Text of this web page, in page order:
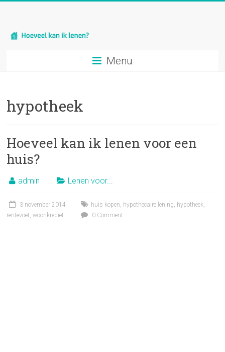
Menu
hypotheek
Hoeveel kan ik lenen voor een
huis?
admin Lenen voor...
3 november 2014 huis kopen, hypothecaire lening, hypotheek,
rentevoet,woonkrediet 0 Comment